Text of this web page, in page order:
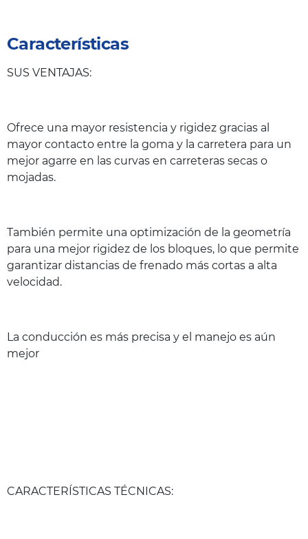
Características
SUS VENTAJAS:
Ofrece una mayor resistencia y rigidez gracias al
mayor contacto entre la goma y la carretera para un
mejor agarre en las curvas en carreteras secas o
mojadas.
También permite una optimización de la geometría
para una mejor rigidez de los bloques, lo que permite
garantizar distancias de frenado más cortas a alta
velocidad.
La conducción es más precisa y el manejo es aún
mejor
CARACTERÍSTICAS TÉCNICAS: